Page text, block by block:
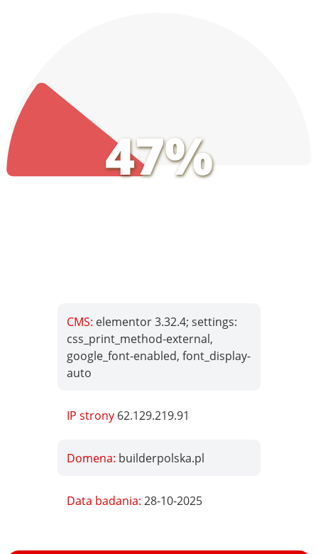
47%
CMS: elementor 3.32.4; settings:
css_print_method-external,
google_font-enabled, font_display-
auto
IP strony 62.129.219.91
Domena: builderpolska.pl
Data badania:28-10-2025